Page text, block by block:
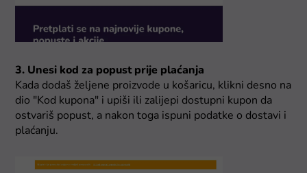
3. Unesi kod za popust prije plaćanja
Kada dodaš željene proizvode u košaricu, klikni desno na
dio "Kod kupona" i upiši ili zalijepi dostupni kupon da
ostvariš popust, a nakon toga ispuni podatke o dostavi i
plaćanju.